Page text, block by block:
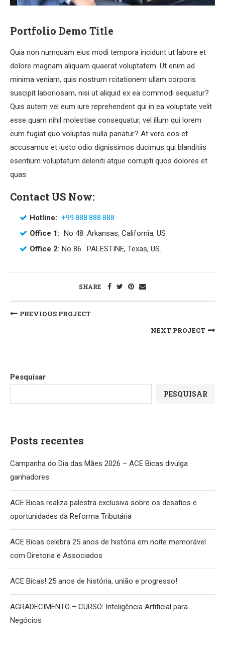
Portfolio Demo Title
Quia non numquam eius modi tempora incidunt ut labore et
dolore magnam aliquam quaerat voluptatem. Ut enim ad
minima veniam, quis nostrum rcitationem ullam corporis
suscipit laboriosam, nisi ut aliquid ex ea commodi sequatur?
Quis autem vel eum iure reprehenderit qui in ea voluptate velit
esse quam nihil molestiae consequatur, vel illum qui lorem
eum fugiat quo voluptas nulla pariatur? At vero eos et
accusamus et iusto odio dignissimos ducimus qui blanditiis
esentium voluptatum deleniti atque corrupti quos dolores et
quas.
Contact US Now:
Hotline: +99.888.888.888
Office 1: No 48. Arkansas, California, US
Office 2: No 86. PALESTINE, Texas, US.
SHARE
PREVIOUS PROJECT
NEXT PROJECT
Pesquisar
PESQUISAR
Posts recentes
Campanha do Dia das Mães 2026 – ACE Bicas divulga
ganhadores
ACE Bicas realiza palestra exclusiva sobre os desafios e
oportunidades da Reforma Tributária
ACE Bicas celebra 25 anos de história em noite memorável
com Diretoria e Associados
ACE Bicas! 25 anos de história, união e progresso!
AGRADECIMENTO – CURSO: Inteligência Artificial para
Negócios